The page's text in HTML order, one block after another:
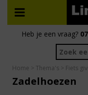
Heb je een vraag?
Home > Thema's > Fiets
Zadelhoezen